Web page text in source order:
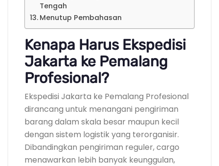
Tengah
Menutup Pembahasan
Kenapa Harus Ekspedisi
Jakarta ke Pemalang
Profesional?
Ekspedisi Jakarta ke Pemalang Profesional
dirancang untuk menangani pengiriman
barang dalam skala besar maupun kecil
dengan sistem logistik yang terorganisir.
Dibandingkan pengiriman reguler, cargo
menawarkan lebih banyak keunggulan,